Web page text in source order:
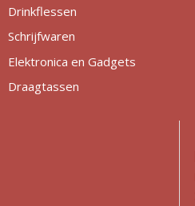
Drinkflessen
Schrijfwaren
Elektronica en Gadgets
Draagtassen